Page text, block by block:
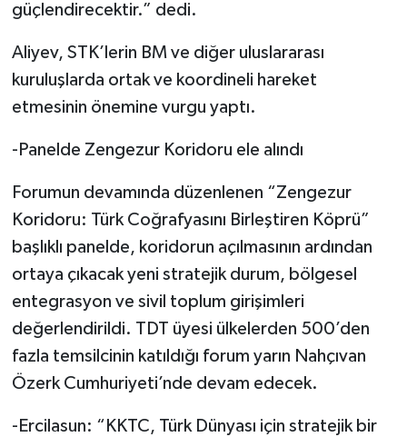
güçlendirecektir.” dedi.
Aliyev, STK’lerin BM ve diğer uluslararası
kuruluşlarda ortak ve koordineli hareket
etmesinin önemine vurgu yaptı.
-Panelde Zengezur Koridoru ele alındı
Forumun devamında düzenlenen “Zengezur
Koridoru: Türk Coğrafyasını Birleştiren Köprü”
başlıklı panelde, koridorun açılmasının ardından
ortaya çıkacak yeni stratejik durum, bölgesel
entegrasyon ve sivil toplum girişimleri
değerlendirildi. TDT üyesi ülkelerden 500’den
fazla temsilcinin katıldığı forum yarın Nahçıvan
Özerk Cumhuriyeti’nde devam edecek.
-Ercilasun: “KKTC, Türk Dünyası için stratejik bir